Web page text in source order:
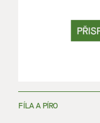
FÍLA A PÍRO